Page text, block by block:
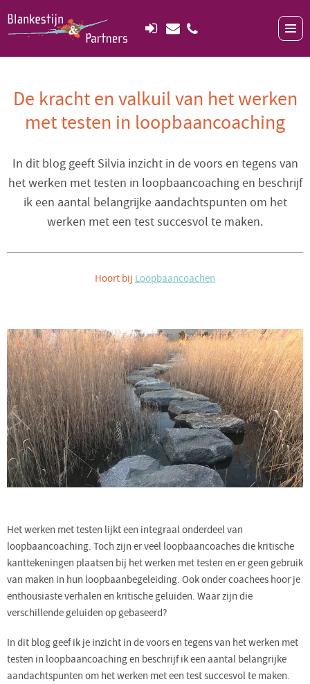
De kracht en valkuil van het werken
met testen in loopbaancoaching
In dit blog geeft Silvia inzicht in de voors en tegens van
het werken met testen in loopbaancoaching en beschrijf
ik een aantal belangrijke aandachtspunten om het
werken met een test succesvol te maken.
Hoort bij Loopbaancoachen
Het werken met testen lijkt een integraal onderdeel van
loopbaancoaching. Toch zijn er veel loopbaancoaches die kritische
kanttekeningen plaatsen bij het werken met testen en er geen gebruik
van maken in hun loopbaanbegeleiding. Ook onder coachees hoor je
enthousiaste verhalen en kritische geluiden. Waar zijn die
verschillende geluiden op gebaseerd?
In dit blog geef ik je inzicht in de voors en tegens van het werken met
testen in loopbaancoaching en beschrijf ik een aantal belangrijke
aandachtspunten om het werken met een test succesvol te maken.